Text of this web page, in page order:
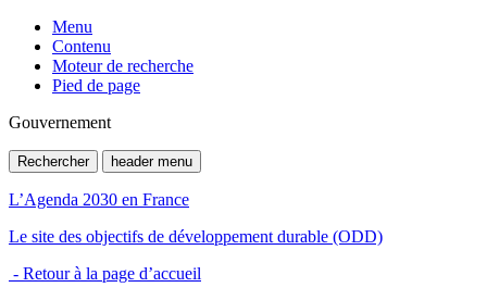
Menu
Contenu
Moteur de recherche
Pied de page
Gouvernement
Rechercher header menu
L’Agenda 2030 en France
Le site des objectifs de développement durable (ODD)
- Retour à la page d’accueil